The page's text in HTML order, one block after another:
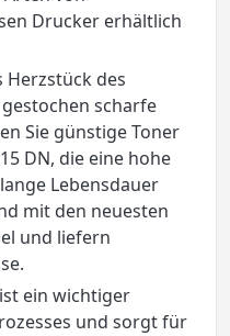
Drucker erhältlich
Herzstück des
scharfe
Sie günstige Toner
DN, die eine hohe
Lebensdauer
mit den neuesten
und liefern
ein wichtiger
und sorgt für